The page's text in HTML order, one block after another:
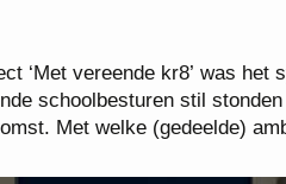
‘Met vereende kr8’ was het
schoolbesturen stil
Met welke (gedeelde)